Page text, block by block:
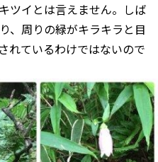
ツイとは言えません。しば
、周りの緑がキラキラと目
れているわけではないので